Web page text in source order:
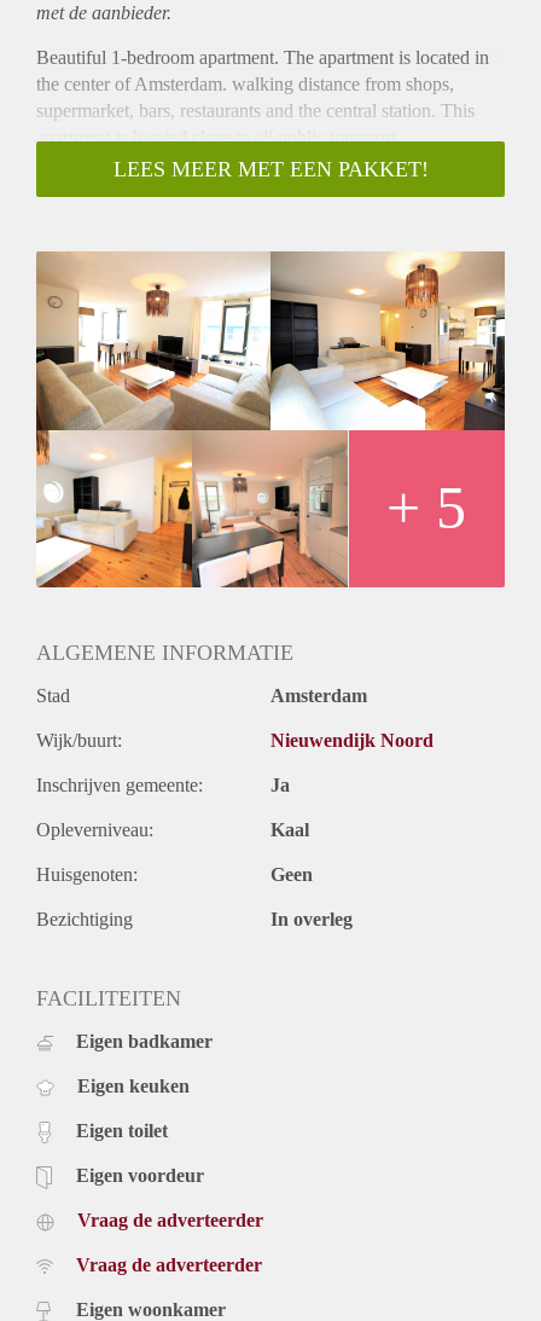
met de aanbieder.
Beautiful 1-bedroom apartment. The apartment is located in
the center of Amsterdam. walking distance from shops,
supermarket, bars, restaurants and the central station. This
apartment is located close to all public transport.
- Available from 01-05-2019 for minimum 12 months
- Fully furnished
- Registration possible
- Luxury Kitchen with built-in appliances
- Bathroom with rainshower and sink
- Seperate toilet
Rental price € 1650,- excluding utilities
Deposit equal to 2 months rent
LEES MEER MET EEN PAKKET!
+ 5
ALGEMENE INFORMATIE
Stad Amsterdam
Wijk/buurt: Nieuwendijk Noord
Inschrijven gemeente: Ja
Opleverniveau: Kaal
Huisgenoten: Geen
Bezichtiging In overleg
FACILITEITEN
Eigen badkamer
Eigen keuken
Eigen toilet
Eigen voordeur
Vraag de adverteerder
Vraag de adverteerder
Eigen woonkamer